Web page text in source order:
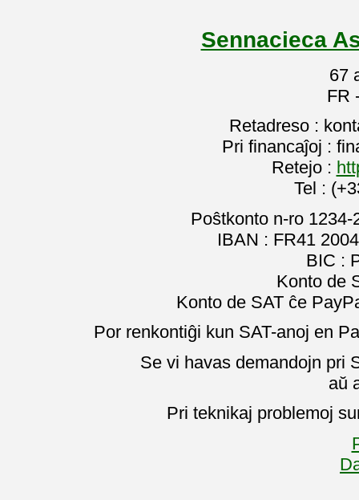
Sennacieca
67
FR
Retadreso :
Pri financaĵoj :
Retejo :
Tel :
Poŝtkonto n-ro
IBAN : FR41
BIC :
Konto de
Konto de SAT ĉe
Por renkontiĝi kun SAT-anoj en
Se vi havas demandojn pri
aŭ
Pri teknikaj problemoj